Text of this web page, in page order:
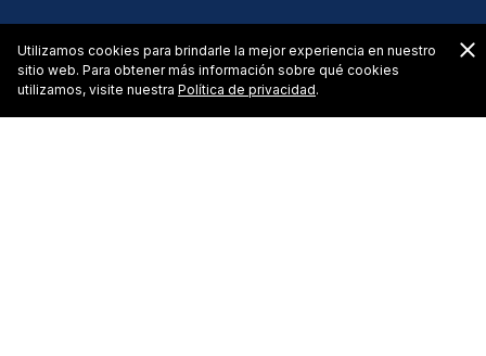
Utilizamos cookies para brindarle la mejor experiencia en nuestro
sitio web. Para obtener más información sobre qué cookies
utilizamos, visite nuestra Política de privacidad.